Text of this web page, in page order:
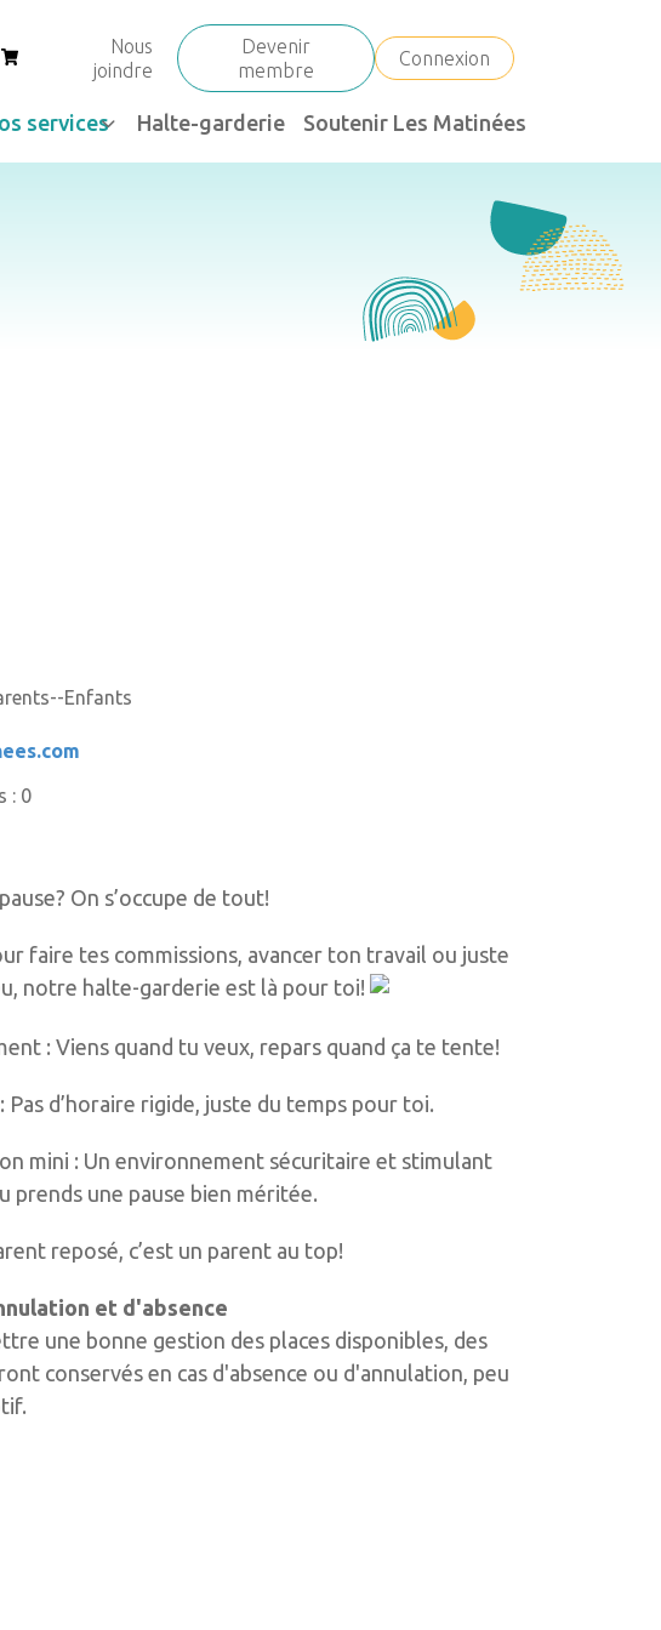
Panier
Nous
joindre
Devenir
membre
Connexion
services Halte-garderie Soutenir Les Matinées
Enfants
: 0
On s’occupe de tout!
faire tes commissions, avancer ton travail ou juste
notre halte-garderie est là pour toi!
: Viens quand tu veux, repars quand ça te tente!
d’horaire rigide, juste du temps pour toi.
mini : Un environnement sécuritaire et stimulant
prends une pause bien méritée.
reposé, c’est un parent au top!
et d'absence
une bonne gestion des places disponibles, des
conservés en cas d'absence ou d'annulation, peu